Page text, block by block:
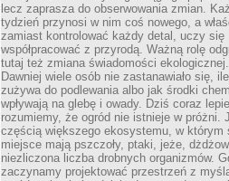
lecz zaprasza do obserwowania zmian.
tydzień przynosi w nim coś nowego, a
zamiast kontrolować każdy detal, uczy się
współpracować z przyrodą. Ważną rolę
tutaj też zmiana świadomości ekologicznej.
Dawniej wiele osób nie zastanawiało się,
zużywa do podlewania albo jak środki
wpływają na glebę i owady. Dziś coraz
rozumiemy, że ogród nie istnieje w próżni.
częścią większego ekosystemu, w którym
miejsce mają pszczoły, ptaki, jeże,
niezliczona liczba drobnych organizmów.
zaczynamy projektować przestrzeń z